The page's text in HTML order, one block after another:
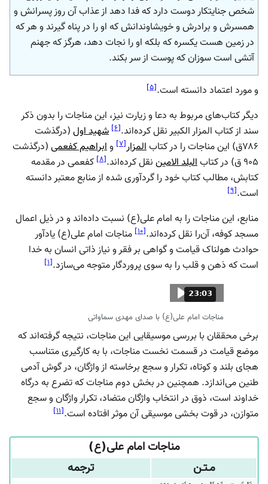
شخص جنايتكار دوست دارد كه فدا دهد از عذاب آن روز پسرانش و
همسرش و برادرش و خويشاوندانش كه او را در پناه گيرند و هر كه
در زمين هست يكسره كه بلكه او را نجات دهد، هرگز كه جهنم
آتشى است سوزان كه پوست از سر بكند.
و مورد اعتماد دانسته است.[۵]
دیگر کتاب‌های مربوط به دعا و زیارت نیز، این مناجات را بدون ذکر
سند از کتاب المزار الکبیر نقل کرده‌اند.[۶] شهید اول (درگذشت
۷۸۶ق) این مناجات را در کتاب
المزار[۷] وابراهیم کفعمی (درگذشت
البلد الامین نقل کرده‌اند.[۸] کفعمی در مقدمه
کتابش، مطالب کتاب خود را گردآوری شده از منابع معتبر دانسته
است.[۹]
منابع، این مناجات را به امام علی(ع) نسبت داده‌اند و در ذیل اعمال
مسجد کوفه، آن‌را نقل کرده‌اند.[۱۰] مناجات امام علی(ع) یادآور
حوادث هولناک قیامت و گواهی بر فقر و نیاز ذاتی انسان به خدا
است که ذهن و قلب را به سوی پروردگار متوجه می‌سازد.[۱]
مدت: 23 دقیقه و 3 ثانیه
23:03
مناجات امام علی(ع) با صدای مهدی سماواتی
برخی محققان با بررسی موسیقایی این مناجات، نتیجه گرفته‌اند که
موضع قیامت در قسمت نخست مناجات، با به کارگیری متناسب
هجای بلند و کوتاه، تکرار و سجع برخاسته از واژگان، در گوش آدمی
طنین می‌اندازد. همچنین در بخش دوم مناجات که تضرع به درگاه
خداوند است، ذوق در انتخاب واژگان متضاد، تکرار واژگان و سجع
متوازن، در قوت بخشی موسیقی آن موثر افتاده است.[۱۱]
مناجات امام علی(ع)
مـتـن
ترجمه